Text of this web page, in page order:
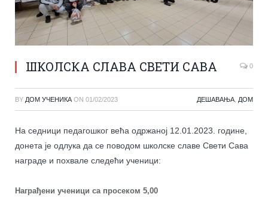
ШКОЛСКА СЛАВА СВЕТИ САВА 0
BY ДОМ УЧЕНИКА ON 01/02/2023 ДЕШАВАЊА, ДОМ
На седници педагошког већа одржаној 12.01.2023. године,
донета је одлука да се поводом школске славе Свети Сава
награде и похвале следећи ученици:
Награђени ученици са просеком 5,00